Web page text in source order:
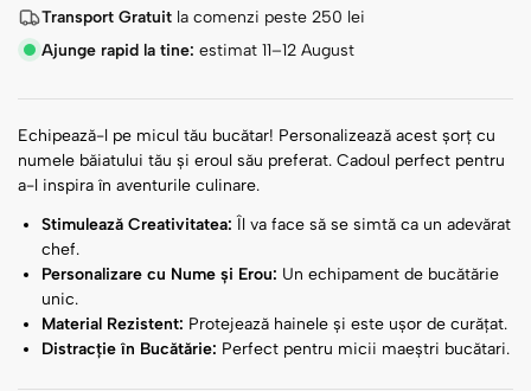
Transport Gratuit la comenzi peste 250 lei
Ajunge rapid la tine: estimat 11–12 August
Echipează-l pe micul tău bucătar! Personalizează acest șorț cu
numele băiatului tău și eroul său preferat. Cadoul perfect pentru
a-l inspira în aventurile culinare.
Stimulează Creativitatea: Îl va face să se simtă ca un adevărat
chef.
Personalizare cu Nume și Erou: Un echipament de bucătărie
unic.
Material Rezistent: Protejează hainele și este ușor de curățat.
Distracție în Bucătărie: Perfect pentru micii maeștri bucătari.